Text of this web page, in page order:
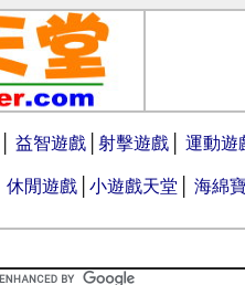
益智遊戲 射擊遊戲 運動遊
休閒遊戲 小遊戲天堂 海綿